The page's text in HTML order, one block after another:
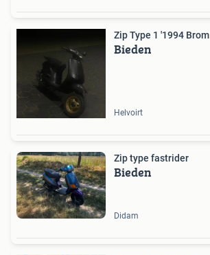
Zip Type 1 '1994 Brom
Bieden
Helvoirt
Zip type fastrider
Bieden
Didam